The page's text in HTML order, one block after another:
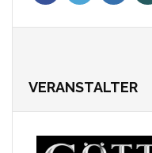
VERANSTALTER